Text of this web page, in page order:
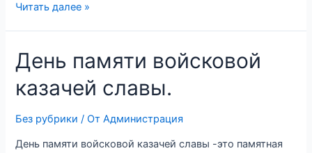
Читать далее »
День памяти войсковой
казачей славы.
Без рубрики / От Администрация
День памяти войсковой казачей славы -это памятная